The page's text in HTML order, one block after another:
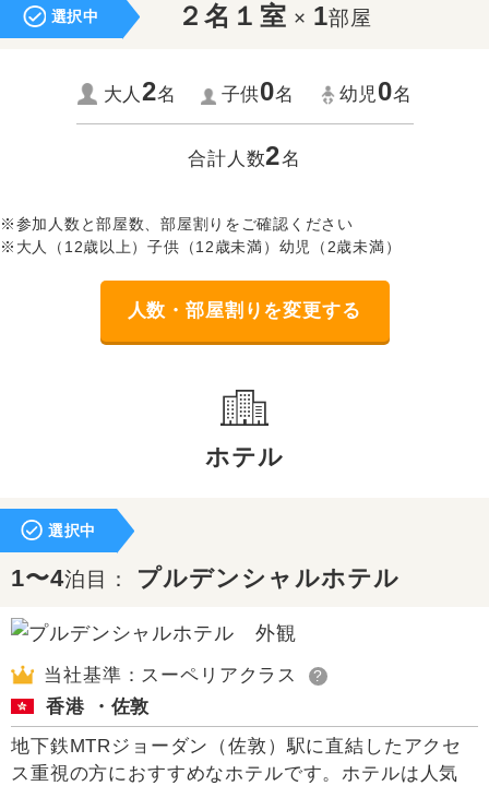
選択中 ２名１室 × 1部屋
大人2名 子供0名 幼児0名
合計人数2名
※参加人数と部屋数、部屋割りをご確認ください
※大人（12歳以上）子供（12歳未満）幼児（2歳未満）
人数・部屋割りを変更する
ホテル
選択中
1〜4泊目： プルデンシャルホテル
当社基準：スーペリアクラス ?
香港 ・佐敦
地下鉄MTRジョーダン（佐敦）駅に直結したアクセ
ス重視の方におすすめなホテルです。ホテルは人気